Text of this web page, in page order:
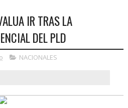
IR TRAS LA
DEL PLD
NACIONALES